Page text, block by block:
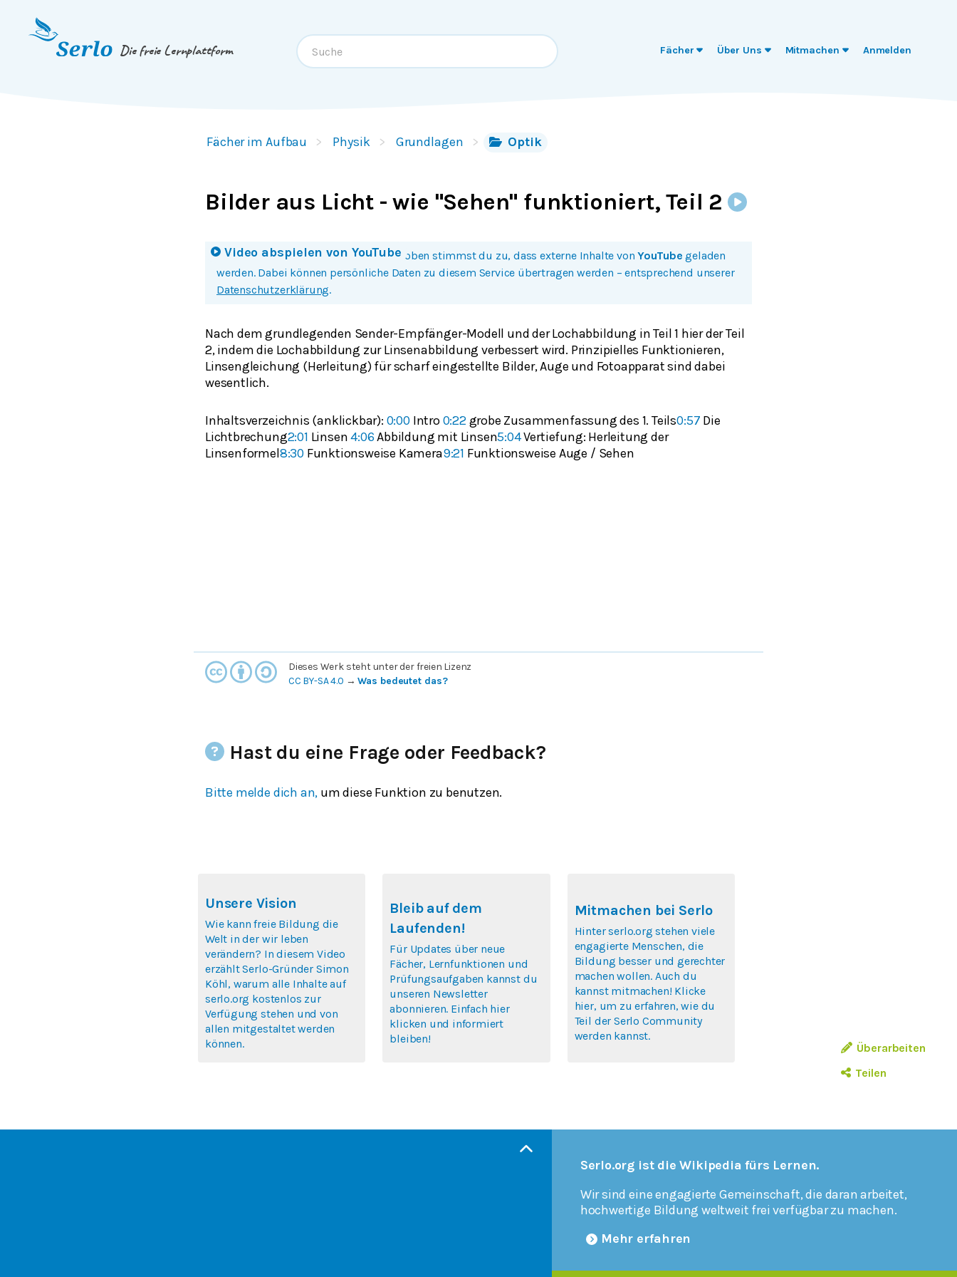
Springe zum
Die freie Lernplattform Fächer Über Uns Mitmachen Anmelden
Fächer im Aufbau Physik Grundlagen Optik
Bilder aus Licht - wie "Sehen" funktioniert, Teil 2
Video abspielen von YouTube
Mit einem Klick auf Bild oder Button oben stimmst du zu, dass externe Inhalte vonYouTube geladen
werden. Dabei können persönliche Daten zu diesem Service übertragen werden – entsprechend unserer
Datenschutzerklärung.
Nach dem grundlegenden Sender-Empfänger-Modell und der Lochabbildung in Teil 1 hier der Teil
2, indem die Lochabbildung zur Linsenabbildung verbessert wird. Prinzipielles Funktionieren,
Linsengleichung (Herleitung) für scharf eingestellte Bilder, Auge und Fotoapparat sind dabei
wesentlich.
Inhaltsverzeichnis (anklickbar): 0:00 Intro0:22grobe Zusammenfassung des 1. Teils0:57 Die
Lichtbrechung2:01 Linsen4:06Abbildung mit Linsen5:04Vertiefung: Herleitung der
Linsenformel8:30 Funktionsweise Kamera9:21 Funktionsweise Auge / Sehen
Überarbeiten
Teilen
Dieses Werk steht unter der freien Lizenz
CC BY-SA 4.0 →Was bedeutet das?
Hast du eine Frage oder Feedback?
Bitte melde dich an, um diese Funktion zu benutzen.
Unsere Vision
Wie kann freie Bildung die
Welt in der wir leben
verändern? In diesem Video
erzählt Serlo-Gründer Simon
Köhl, warum alle Inhalte auf
serlo.org kostenlos zur
Verfügung stehen und von
allen mitgestaltet werden
können.
Bleib auf dem
Laufenden!
Für Updates über neue
Fächer, Lernfunktionen und
Prüfungsaufgaben kannst du
unseren Newsletter
abonnieren. Einfach hier
klicken und informiert
bleiben!
Mitmachen bei Serlo
Hinter serlo.org stehen viele
engagierte Menschen, die
Bildung besser und gerechter
machen wollen. Auch du
kannst mitmachen! Klicke
hier, um zu erfahren, wie du
Teil der Serlo Community
werden kannst.
Serlo.org ist die Wikipedia fürs Lernen.
Wir sind eine engagierte Gemeinschaft, die daran arbeitet,
hochwertige Bildung weltweit frei verfügbar zu machen.
Mehr erfahren